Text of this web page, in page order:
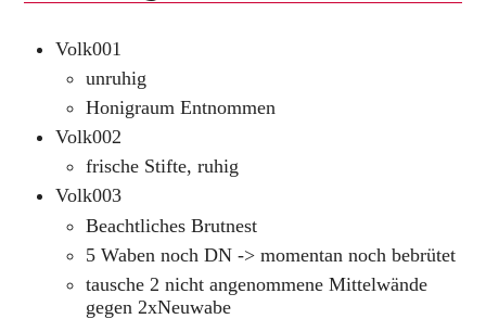
Volk001
unruhig
Honigraum Entnommen
Volk002
frische Stifte, ruhig
Volk003
Beachtliches Brutnest
5 Waben noch DN -> momentan noch bebrütet
tausche 2 nicht angenommene Mittelwände
gegen 2xNeuwabe